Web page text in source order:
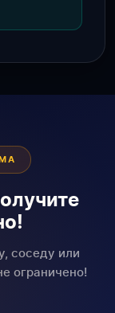
соседу или
ограничено!